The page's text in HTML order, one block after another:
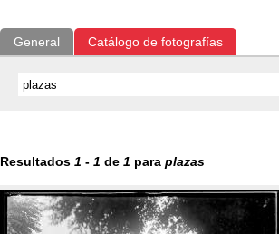
General Catálogo de fotografías
Resultados 1 - 1 de 1 para plazas